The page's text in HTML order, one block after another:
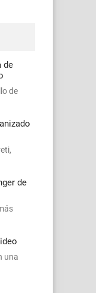
de
de
de
una